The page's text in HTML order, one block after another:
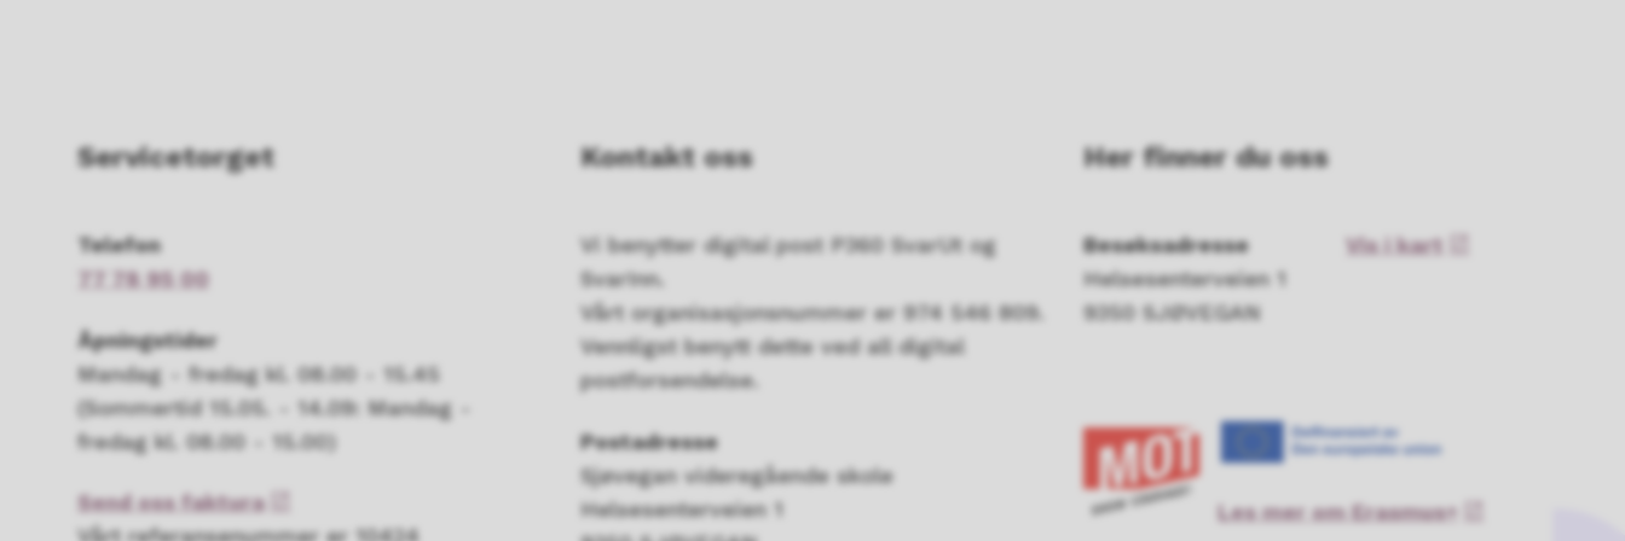
Servicetorget
Telefon
77 78 95 00
Åpningstider
Mandag - fredag kl. 08.00 - 15.45
(Sommertid 15.05. - 14.09: Mandag -
fredag kl. 08.00 - 15.00)
Send oss faktura
Vårt referansenummer er 10424
Kontakt oss
Vi benytter digital post P360 SvarUt og
SvarInn.
Vårt organisasjonsnummer er 974 546 809.
Vennligst benytt dette ved all digital
postforsendelse.
Postadresse
Sjøvegan videregående skole
Helsesenterveien 1
Her finner du oss
Besøksadresse Vis i kart
Helsesenterveien 1
9350 SJØVEGAN
Les mer om Erasmus+